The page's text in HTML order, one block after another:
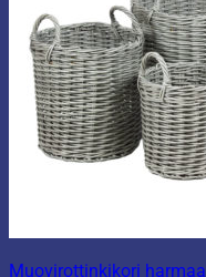
Muovirottinkikori harmaa